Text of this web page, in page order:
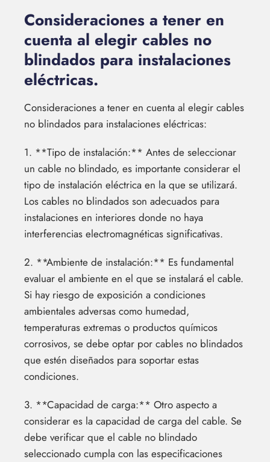
Consideraciones a tener en
cuenta al elegir cables no
blindados para instalaciones
eléctricas.
Consideraciones a tener en cuenta al elegir cables
no blindados para instalaciones eléctricas:
1. **Tipo de instalación:** Antes de seleccionar
un cable no blindado, es importante considerar el
tipo de instalación eléctrica en la que se utilizará.
Los cables no blindados son adecuados para
instalaciones en interiores donde no haya
interferencias electromagnéticas significativas.
2. **Ambiente de instalación:** Es fundamental
evaluar el ambiente en el que se instalará el cable.
Si hay riesgo de exposición a condiciones
ambientales adversas como humedad,
temperaturas extremas o productos químicos
corrosivos, se debe optar por cables no blindados
que estén diseñados para soportar estas
condiciones.
3. **Capacidad de carga:** Otro aspecto a
considerar es la capacidad de carga del cable. Se
debe verificar que el cable no blindado
seleccionado cumpla con las especificaciones